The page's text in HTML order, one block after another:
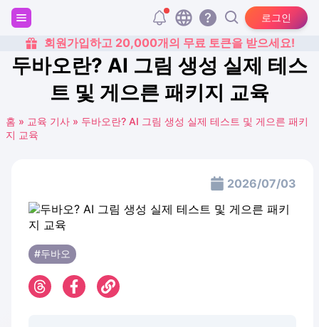
로그인
회원가입하고 20,000개의 무료 토큰을 받으세요!
두바오란? AI 그림 생성 실제 테스
트 및 게으른 패키지 교육
홈 » 교육 기사 » 두바오란? AI 그림 생성 실제 테스트 및 게으른 패키
지 교육
2026/07/03
#두바오